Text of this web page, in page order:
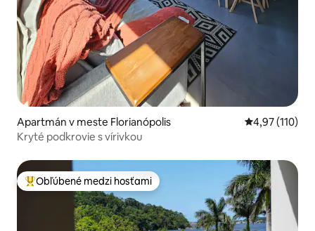
Apartmán v meste Florianópolis Priemerné
4,97 (110)
Kryté podkrovie s vírivkou
Najobľúbenejšie medzi hosťami
Obľúbené medzi hosťami